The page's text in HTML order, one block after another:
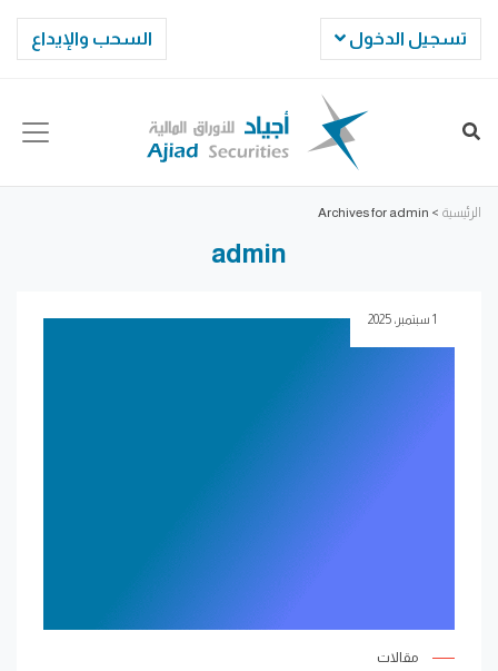
السحب والإيداع تسجيل الدخول
الرئيسية >
Archives for admin
admin
مقالات
1 سبتمبر، 2025